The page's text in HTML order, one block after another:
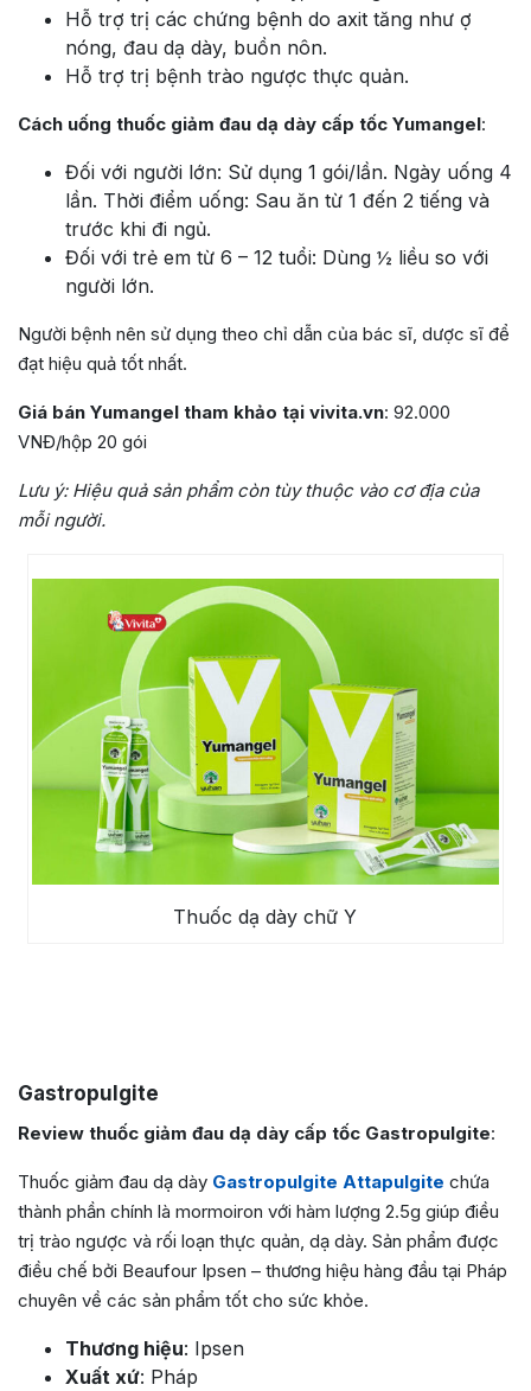
Hỗ trợ trị các chứng bệnh do axit tăng như ợ
nóng, đau dạ dày, buồn nôn.
Hỗ trợ trị bệnh trào ngược thực quản.
Cách uống thuốc giảm đau dạ dày cấp tốc Yumangel:
Đối với người lớn: Sử dụng 1 gói/lần. Ngày uống 4
lần. Thời điểm uống: Sau ăn từ 1 đến 2 tiếng và
trước khi đi ngủ.
Đối với trẻ em từ 6 – 12 tuổi: Dùng ½ liều so với
người lớn.
Người bệnh nên sử dụng theo chỉ dẫn của bác sĩ, dược sĩ để
đạt hiệu quả tốt nhất.
Giá bán Yumangel tham khảo tại vivita.vn: 92.000
VNĐ/hộp 20 gói
Lưu ý: Hiệu quả sản phẩm còn tùy thuộc vào cơ địa của
mỗi người.
Thuốc dạ dày chữ Y
Gastropulgite
Review thuốc giảm đau dạ dày cấp tốc Gastropulgite:
Thuốc giảm đau dạ dày Gastropulgite Attapulgite chứa
thành phần chính là mormoiron với hàm lượng 2.5g giúp điều
trị trào ngược và rối loạn thực quản, dạ dày. Sản phẩm được
điều chế bởi Beaufour Ipsen – thương hiệu hàng đầu tại Pháp
chuyên về các sản phẩm tốt cho sức khỏe.
Thương hiệu: Ipsen
Xuất xứ: Pháp